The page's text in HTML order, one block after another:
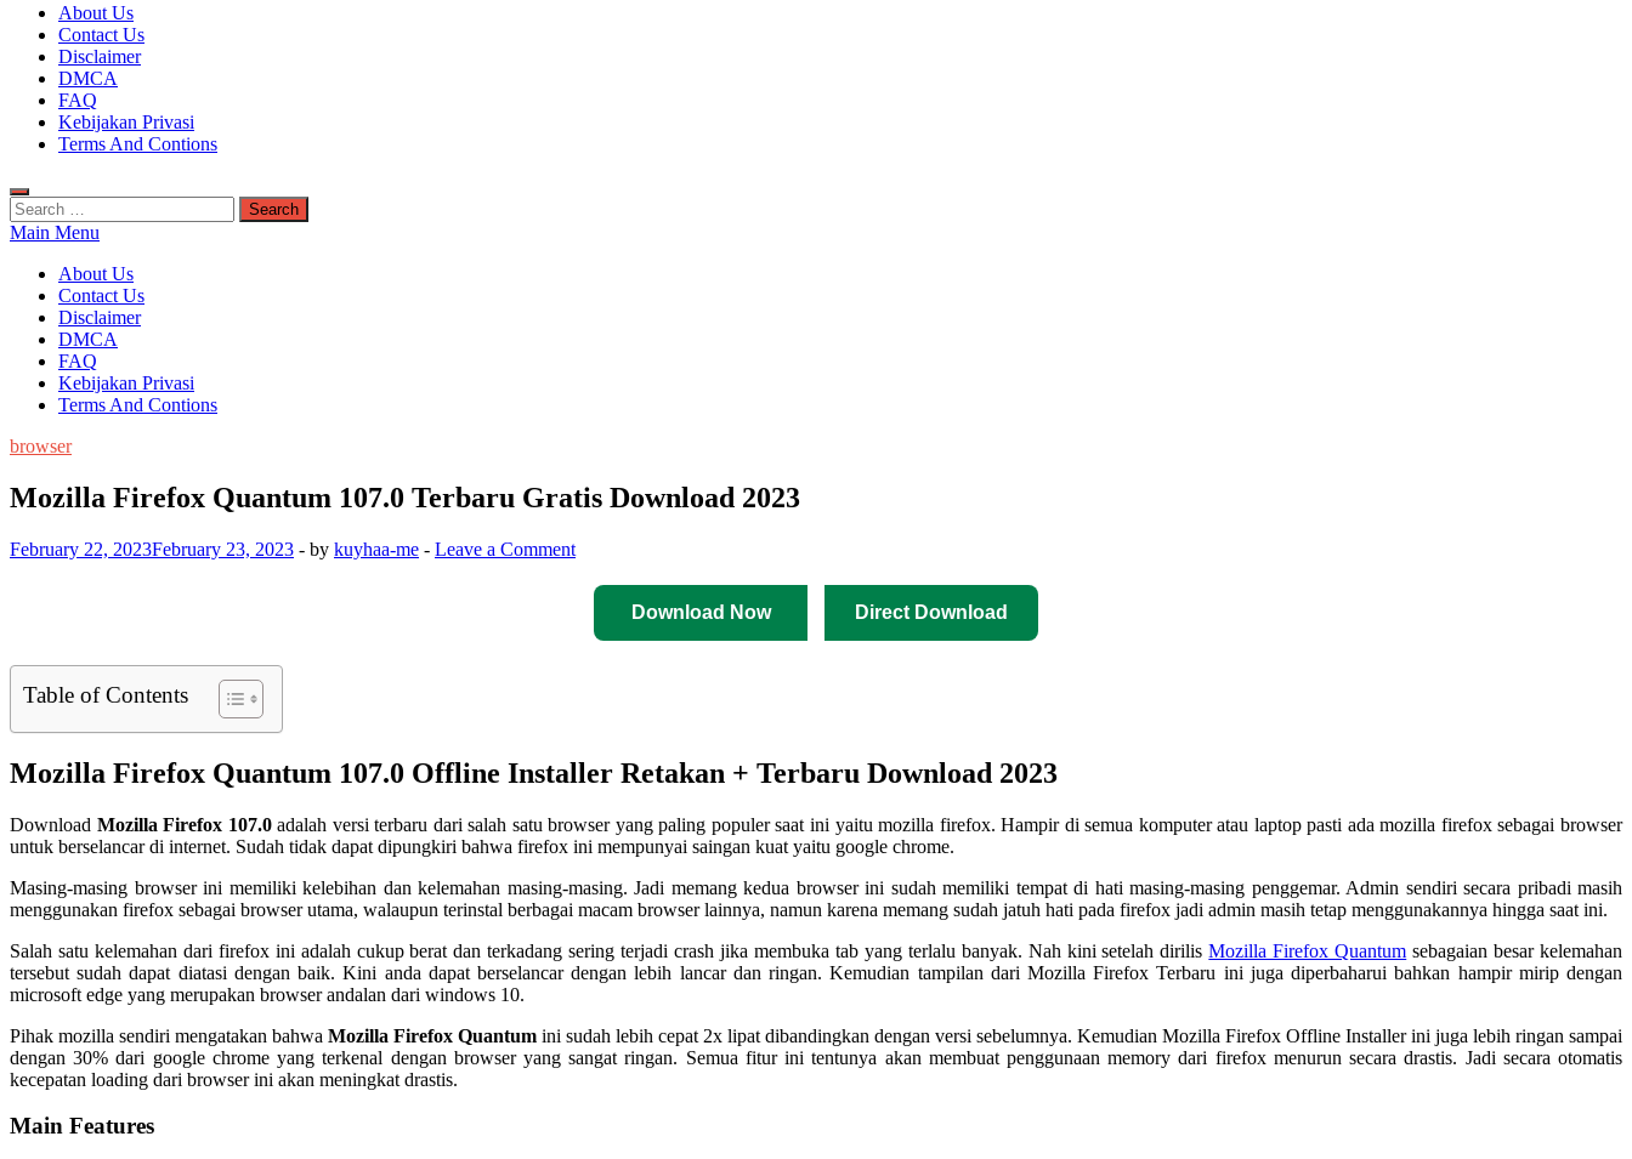
Kuyhaa Me
Download Game Repack & Software Full Gratis
About Us
Contact Us
Disclaimer
DMCA
FAQ
Kebijakan Privasi
Terms And Contions
Search
for:
Main Menu
About Us
Contact Us
Disclaimer
DMCA
FAQ
Kebijakan Privasi
Terms And Contions
browser
Mozilla Firefox Quantum 107.0 Terbaru Gratis Download 2023
February 22, 2023February 23, 2023 - by kuyhaa-me - Leave a Comment
Download Now Direct Download
Table of Contents
Mozilla Firefox Quantum 107.0 Offline Installer Retakan + Terbaru Download 2023
Download Mozilla Firefox 107.0adalah versi terbaru dari salah satu browser yang paling populer saat ini yaitu mozilla firefox. Hampir di semua komputer atau laptop pasti ada mozilla firefox sebagai browser
untuk berselancar di internet. Sudah tidak dapat dipungkiri bahwa firefox ini mempunyai saingan kuat yaitu google chrome.
Masing-masing browser ini memiliki kelebihan dan kelemahan masing-masing. Jadi memang kedua browser ini sudah memiliki tempat di hati masing-masing penggemar. Admin sendiri secara pribadi masih
menggunakan firefox sebagai browser utama, walaupun terinstal berbagai macam browser lainnya, namun karena memang sudah jatuh hati pada firefox jadi admin masih tetap menggunakannya hingga saat ini.
Salah satu kelemahan dari firefox ini adalah cukup berat dan terkadang sering terjadi crash jika membuka tab yang terlalu banyak. Nah kini setelah dirilisMozilla Firefox Quantum sebagaian besar kelemahan
tersebut sudah dapat diatasi dengan baik. Kini anda dapat berselancar dengan lebih lancar dan ringan. Kemudian tampilan dari Mozilla Firefox Terbaru ini juga diperbaharui bahkan hampir mirip dengan
microsoft edge yang merupakan browser andalan dari windows 10.
Pihak mozilla sendiri mengatakan bahwa Mozilla Firefox Quantum ini sudah lebih cepat 2x lipat dibandingkan dengan versi sebelumnya. Kemudian Mozilla Firefox Offline Installer ini juga lebih ringan sampai
dengan 30% dari google chrome yang terkenal dengan browser yang sangat ringan. Semua fitur ini tentunya akan membuat penggunaan memory dari firefox menurun secara drastis. Jadi secara otomatis
kecepatan loading dari browser ini akan meningkat drastis.
Main Features